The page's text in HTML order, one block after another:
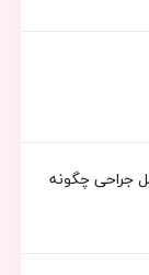
جراحی چگونه